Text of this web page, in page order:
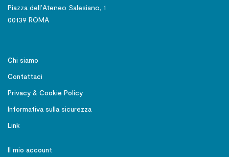
Piazza dell’Ateneo Salesiano, 1
00139 ROMA
Chi siamo
Contattaci
Privacy & Cookie Policy
Informativa sulla sicurezza
Link
Il mio account